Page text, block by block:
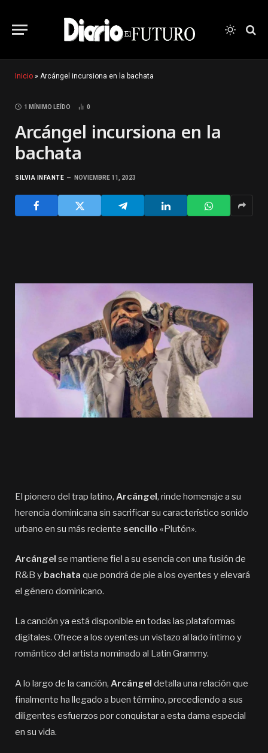
Inicio » Arcángel incursiona en la bachata
1 MÍNIMO LEÍDO 0
Arcángel incursiona en la
bachata
SILVIA INFANTE NOVIEMBRE 11, 2023
El pionero del trap latino, Arcángel, rinde homenaje a su
herencia dominicana sin sacrificar su característico sonido
urbano en su más reciente sencillo «Plutón».
Arcángel se mantiene fiel a su esencia con una fusión de
R&B y bachata que pondrá de pie a los oyentes y elevará
el género dominicano.
La canción ya está disponible en todas las plataformas
digitales. Ofrece a los oyentes un vistazo al lado íntimo y
romántico del artista nominado al Latin Grammy.
A lo largo de la canción, Arcángel detalla una relación que
finalmente ha llegado a buen término, precediendo a sus
diligentes esfuerzos por conquistar a esta dama especial
en su vida.